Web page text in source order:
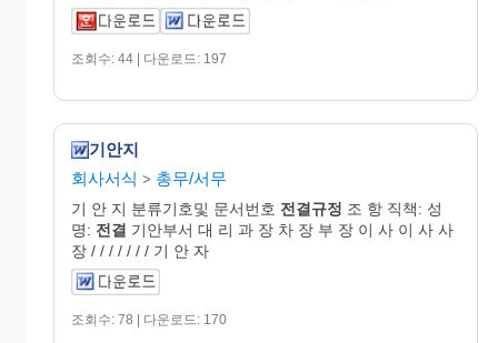
조회수: 44 | 다운로드: 197
기안지
회사서식 > 총무/서무
기 안 지 분류기호및 문서번호 전결규정 조 항 직책: 성
명: 전결 기안부서 대 리 과 장 차 장 부 장 이 사 이 사 사
장 / / / / / / / 기 안 자
조회수: 78 | 다운로드: 170